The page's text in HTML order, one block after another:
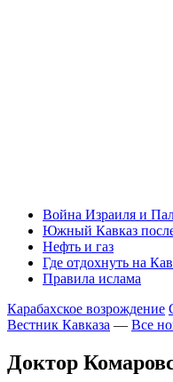
Война Израиля и
Южный Кавказ
Нефть и газ
Где отдохнуть на
Правила ислама
Карабахское возрождение
Вестник Кавказа — Все
Доктор